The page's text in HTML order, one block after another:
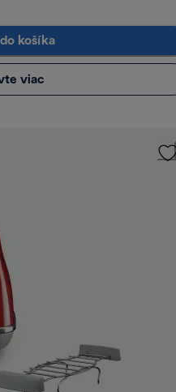
košíka
viac